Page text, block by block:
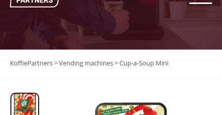
KoffiePartners>Vending machines>Cup-a-Soup Mini